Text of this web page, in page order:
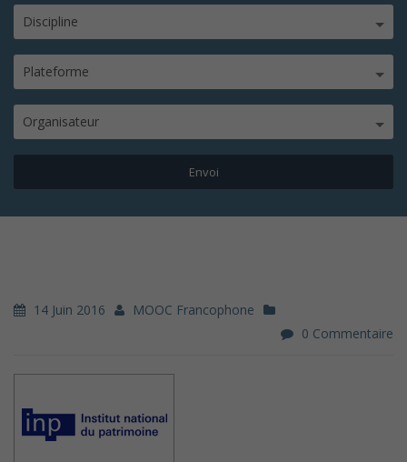
Discipline
Plateforme
Organisateur
14 Juin 2016
MOOC Francophone
0 Commentaire